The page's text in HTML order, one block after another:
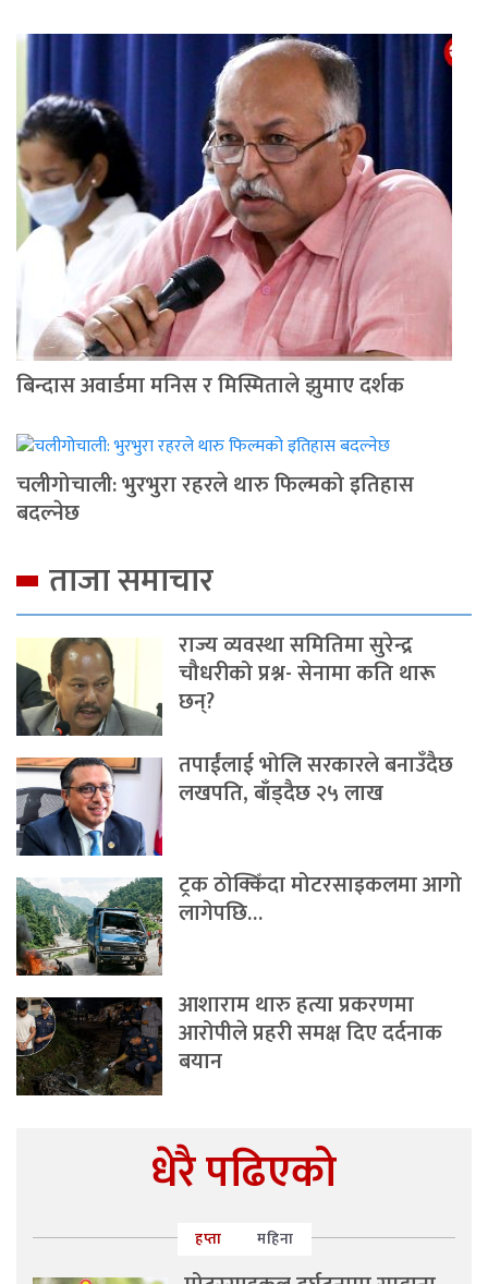
बिन्दास अवार्डमा मनिस र मिस्मिताले झुमाए दर्शक
चलीगोचाली: भुरभुरा रहरले थारु फिल्मको इतिहास
बदल्नेछ
ताजा समाचार
राज्य व्यवस्था समितिमा सुरेन्द्र
चौधरीको प्रश्न- सेनामा कति थारू
छन्?
तपाईंलाई भोलि सरकारले बनाउँदैछ
लखपति, बाँड्दैछ २५ लाख
ट्रक ठोक्किँदा मोटरसाइकलमा आगो
लागेपछि…
आशाराम थारु हत्या प्रकरणमा
आरोपीले प्रहरी समक्ष दिए दर्दनाक
बयान
धेरै पढिएको
हप्ता महिना